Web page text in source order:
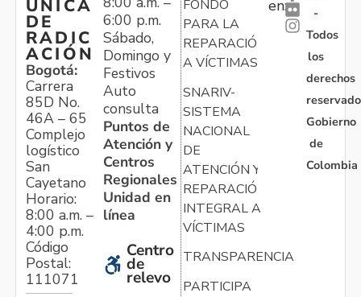
ÚNICA
DE
RADIC
ACIÓN
Bogotá:
Carrera
85D No.
46A – 65
Complejo
logístico
San
Cayetano
Horario:
8:00 a.m. –
4:00 p.m.
Código
Postal:
111071
6:00 p.m.
Sábado,
Domingo y
Festivos
Auto
consulta
Puntos de
Atención y
Centros
Regionales
Unidad en
línea
Centro
de
relevo
FONDO
PARA LA
REPARACIÓN
A VÍCTIMAS
SNARIV-
SISTEMA
NACIONAL
DE
ATENCIÓN Y
REPARACIÓN
INTEGRAL A
VÍCTIMAS
TRANSPARENCIA
PARTICIPA
en:
-
Todos
los
derechos
Gobierno
de
Colombia